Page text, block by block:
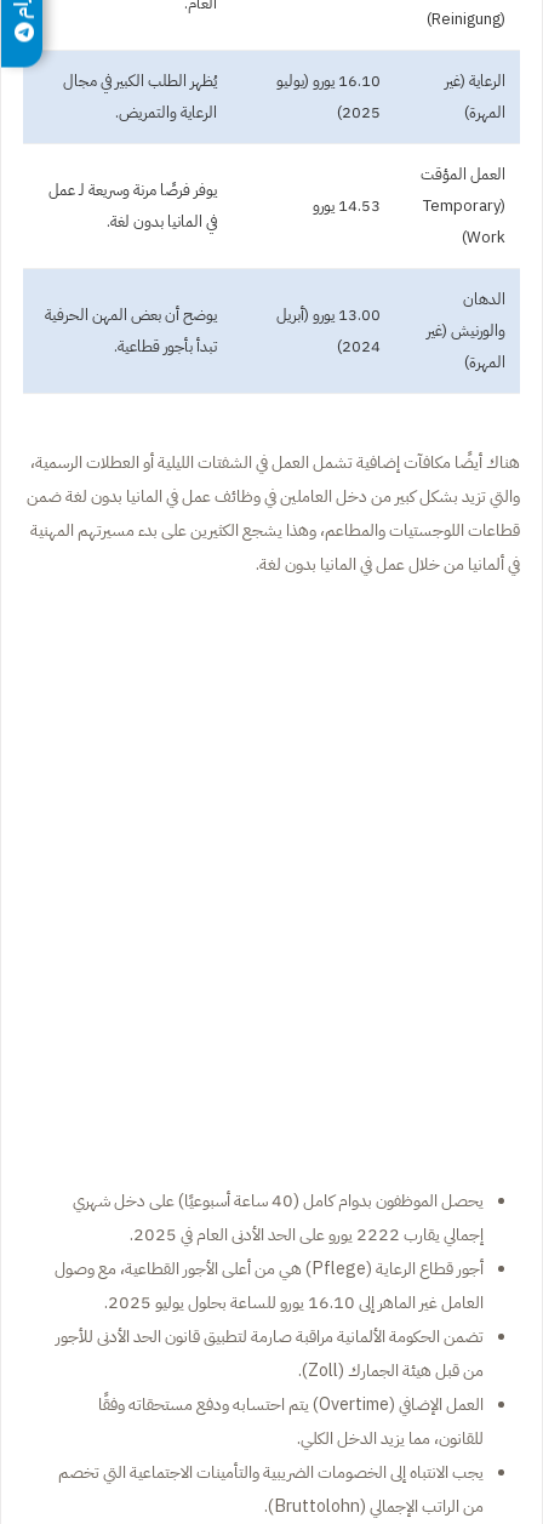
(Reinigung)
الرعاية (غير
المهرة)
16.10 يورو (يوليو
2025)
يُظهر الطلب الكبير في مجال
الرعاية والتمريض.
العمل المؤقت
(Temporary
Work)
14.53 يورو
يوفر فرصًا مرنة وسريعة لـ عمل
في المانيا بدون لغة.
الدهان
والورنيش (غير
المهرة)
13.00 يورو (أبريل
2024)
يوضح أن بعض المهن الحرفية
تبدأ بأجور قطاعية.
هناك أيضًا مكافآت إضافية تشمل العمل في الشفتات الليلية أو العطلات الرسمية،
والتي تزيد بشكل كبير من دخل العاملين في وظائف عمل في المانيا بدون لغة ضمن
قطاعات اللوجستيات والمطاعم، وهذا يشجع الكثيرين على بدء مسيرتهم المهنية
في ألمانيا من خلال عمل في المانيا بدون لغة.
يحصل الموظفون بدوام كامل (40 ساعة أسبوعيًا) على دخل شهري
إجمالي يقارب 2222 يورو على الحد الأدنى العام في 2025.
أجور قطاع الرعاية (Pflege) هي من أعلى الأجور القطاعية، مع وصول
العامل غير الماهر إلى 16.10 يورو للساعة بحلول يوليو 2025.
تضمن الحكومة الألمانية مراقبة صارمة لتطبيق قانون الحد الأدنى للأجور
من قبل هيئة الجمارك (Zoll).
العمل الإضافي (Overtime) يتم احتسابه ودفع مستحقاته وفقًا
للقانون، مما يزيد الدخل الكلي.
يجب الانتباه إلى الخصومات الضريبية والتأمينات الاجتماعية التي تخصم
من الراتب الإجمالي (Bruttolohn).